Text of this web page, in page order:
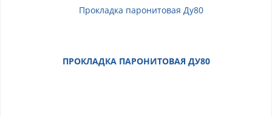
ПРОКЛАДКА ПАРОНИТОВАЯ ДУ80